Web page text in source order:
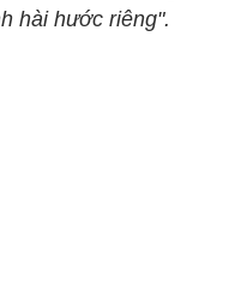
hài hước riêng".